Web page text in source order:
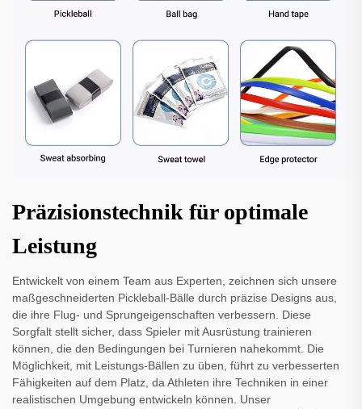
Präzisionstechnik für optimale
Leistung
Entwickelt von einem Team aus Experten, zeichnen sich unsere
maßgeschneiderten Pickleball-Bälle durch präzise Designs aus,
die ihre Flug- und Sprungeigenschaften verbessern. Diese
Sorgfalt stellt sicher, dass Spieler mit Ausrüstung trainieren
können, die den Bedingungen bei Turnieren nahekommt. Die
Möglichkeit, mit Leistungs-Bällen zu üben, führt zu verbesserten
Fähigkeiten auf dem Platz, da Athleten ihre Techniken in einer
realistischen Umgebung entwickeln können. Unser